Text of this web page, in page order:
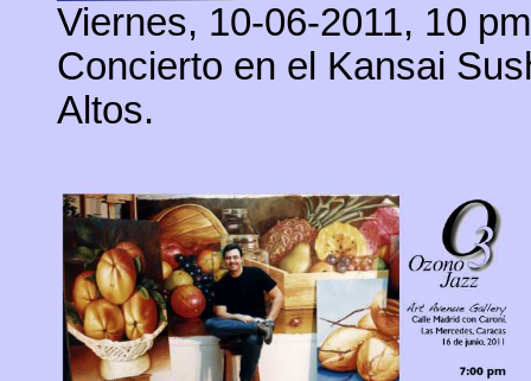
Viernes, 10-06-2011, 10
Concierto en el Kansai
Altos.